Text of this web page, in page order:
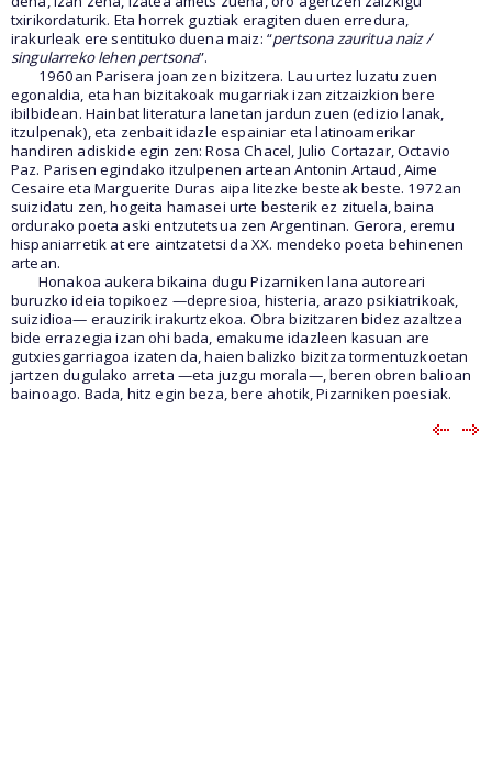
txirikordaturik. Eta horrek guztiak eragiten duen erredura,
irakurleak ere sentituko duena maiz: “pertsona zauritua naiz /
singularreko lehen pertsona”.
1960an Parisera joan zen bizitzera. Lau urtez luzatu zuen
egonaldia, eta han bizitakoak mugarriak izan zitzaizkion bere
ibilbidean. Hainbat literatura lanetan jardun zuen (edizio lanak,
itzulpenak), eta zenbait idazle espainiar eta latinoamerikar
handiren adiskide egin zen: Rosa Chacel, Julio Cortazar, Octavio
Paz. Parisen egindako itzulpenen artean Antonin Artaud, Aime
Cesaire eta Marguerite Duras aipa litezke besteak beste. 1972an
suizidatu zen, hogeita hamasei urte besterik ez zituela, baina
ordurako poeta aski entzutetsua zen Argentinan. Gerora, eremu
hispaniarretik at ere aintzatetsi da XX. mendeko poeta behinenen
artean.
Honakoa aukera bikaina dugu Pizarniken lana autoreari
buruzko ideia topikoez —depresioa, histeria, arazo psikiatrikoak,
suizidioa— erauzirik irakurtzekoa. Obra bizitzaren bidez azaltzea
bide errazegia izan ohi bada, emakume idazleen kasuan are
gutxiesgarriagoa izaten da, haien balizko bizitza tormentuzkoetan
jartzen dugulako arreta —eta juzgu morala—, beren obren balioan
bainoago. Bada, hitz egin beza, bere ahotik, Pizarniken poesiak.